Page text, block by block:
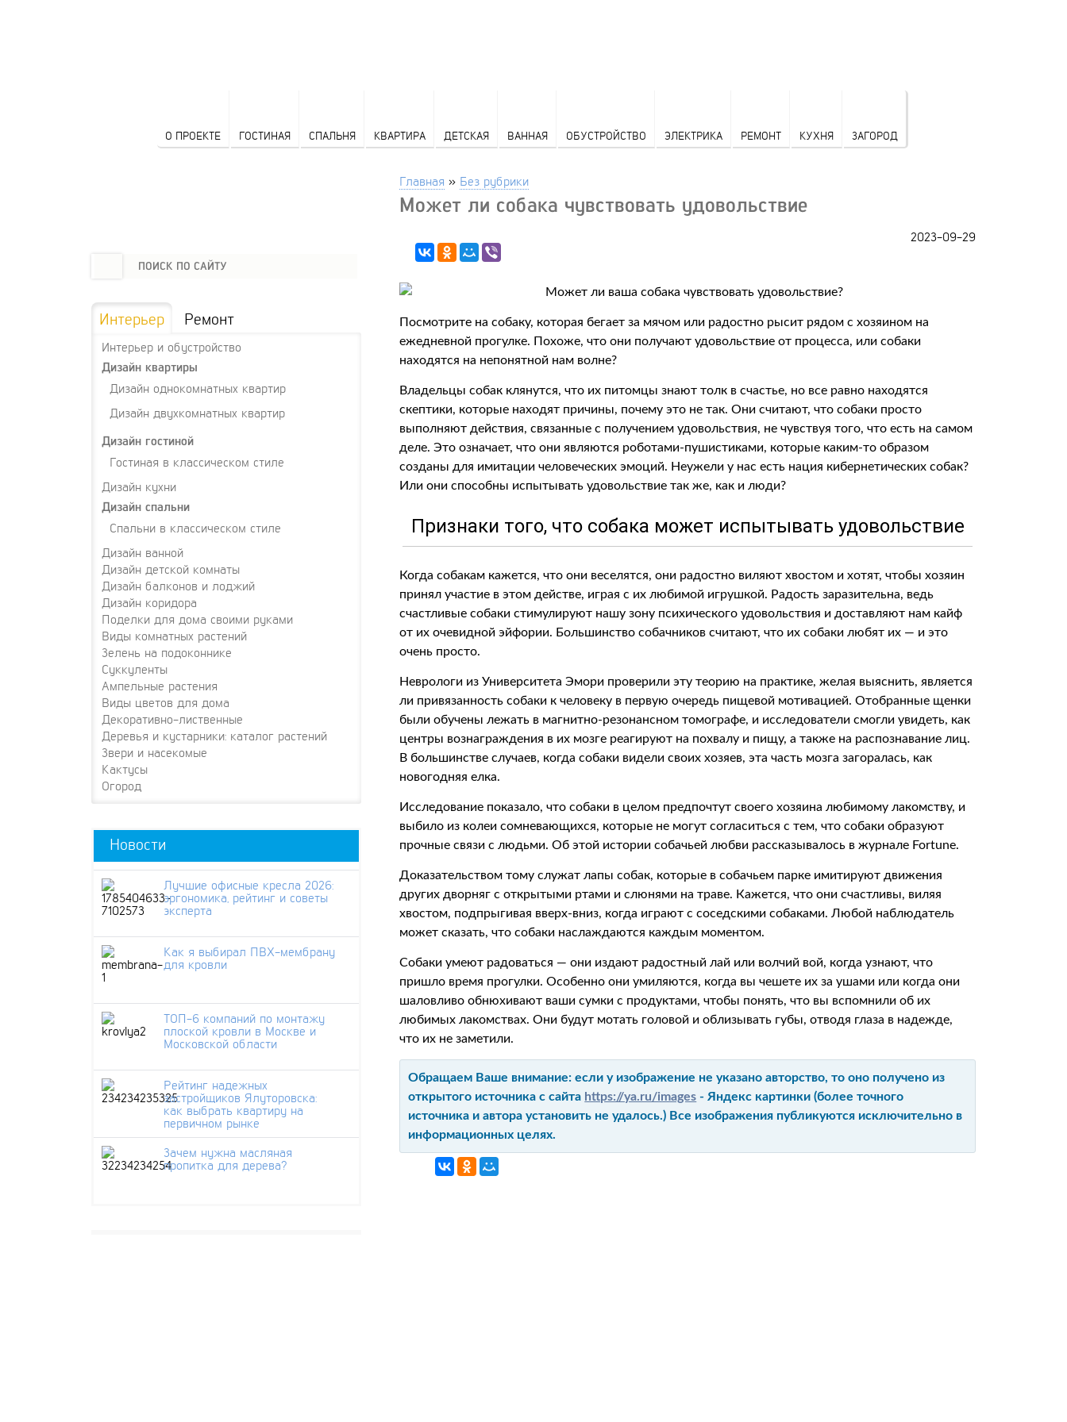
О ПРОЕКТЕ ГОСТИНАЯ СПАЛЬНЯ КВАРТИРА ДЕТСКАЯ ВАННАЯ ОБУСТРОЙСТВО ЭЛЕКТРИКА РЕМОНТ КУХНЯ ЗАГОРОД
Главная » Без рубрики
Может ли собака чувствовать удовольствие
2023-09-29
Посмотрите на собаку, которая бегает за мячом или радостно рысит рядом с хозяином на
ежедневной прогулке. Похоже, что они получают удовольствие от процесса, или собаки
находятся на непонятной нам волне?
Владельцы собак клянутся, что их питомцы знают толк в счастье, но все равно находятся
скептики, которые находят причины, почему это не так. Они считают, что собаки просто
выполняют действия, связанные с получением удовольствия, не чувствуя того, что есть на самом
деле. Это означает, что они являются роботами-пушистиками, которые каким-то образом
созданы для имитации человеческих эмоций. Неужели у нас есть нация кибернетических собак?
Или они способны испытывать удовольствие так же, как и люди?
Признаки того, что собака может испытывать удовольствие
Когда собакам кажется, что они веселятся, они радостно виляют хвостом и хотят, чтобы хозяин
принял участие в этом действе, играя с их любимой игрушкой. Радость заразительна, ведь
счастливые собаки стимулируют нашу зону психического удовольствия и доставляют нам кайф
от их очевидной эйфории. Большинство собачников считают, что их собаки любят их — и это
очень просто.
Неврологи из Университета Эмори проверили эту теорию на практике, желая выяснить, является
ли привязанность собаки к человеку в первую очередь пищевой мотивацией. Отобранные щенки
были обучены лежать в магнитно-резонансном томографе, и исследователи смогли увидеть, как
центры вознаграждения в их мозге реагируют на похвалу и пищу, а также на распознавание лиц.
В большинстве случаев, когда собаки видели своих хозяев, эта часть мозга загоралась, как
новогодняя елка.
Исследование показало, что собаки в целом предпочтут своего хозяина любимому лакомству, и
выбило из колеи сомневающихся, которые не могут согласиться с тем, что собаки образуют
прочные связи с людьми. Об этой истории собачьей любви рассказывалось в журнале Fortune.
Доказательством тому служат лапы собак, которые в собачьем парке имитируют движения
других дворняг с открытыми ртами и слюнями на траве. Кажется, что они счастливы, виляя
хвостом, подпрыгивая вверх-вниз, когда играют с соседскими собаками. Любой наблюдатель
может сказать, что собаки наслаждаются каждым моментом.
Собаки умеют радоваться — они издают радостный лай или волчий вой, когда узнают, что
пришло время прогулки. Особенно они умиляются, когда вы чешете их за ушами или когда они
шаловливо обнюхивают ваши сумки с продуктами, чтобы понять, что вы вспомнили об их
любимых лакомствах. Они будут мотать головой и облизывать губы, отводя глаза в надежде,
что их не заметили.
Обращаем Ваше внимание: если у изображение не указано авторство, то оно получено из
открытого источника с сайта https://ya.ru/images - Яндекс картинки (более точного
источника и автора установить не удалось.) Все изображения публикуются исключительно в
информационных целях.
Интерьер Ремонт
Интерьер и обустройство
Дизайн квартиры
Дизайн однокомнатных квартир
Дизайн двухкомнатных квартир
Дизайн гостиной
Гостиная в классическом стиле
Дизайн кухни
Дизайн спальни
Спальни в классическом стиле
Дизайн ванной
Дизайн детской комнаты
Дизайн балконов и лоджий
Дизайн коридора
Поделки для дома своими руками
Виды комнатных растений
Зелень на подоконнике
Суккуленты
Ампельные растения
Виды цветов для дома
Декоративно-лиственные
Деревья и кустарники: каталог растений
Звери и насекомые
Кактусы
Огород
Новости
Лучшие офисные кресла 2026:
эргономика, рейтинг и советы
эксперта
Как я выбирал ПВХ-мембрану
для кровли
ТОП-6 компаний по монтажу
плоской кровли в Москве и
Московской области
Рейтинг надежных
застройщиков Ялуторовска:
как выбрать квартиру на
первичном рынке
Зачем нужна масляная
пропитка для дерева?